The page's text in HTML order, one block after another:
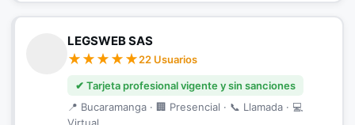
LEGSWEB SAS
22 Usuarios
✔ Tarjeta profesional vigente y sin sanciones
📍 Bucaramanga · 🏢 Presencial · 📞 Llamada · 💻